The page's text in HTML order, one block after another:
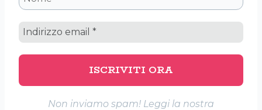
Non inviamo spam! Leggi la nostra